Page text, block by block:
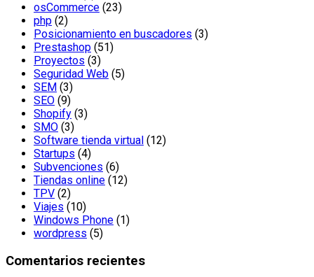
osCommerce (23)
php (2)
Posicionamiento en buscadores (3)
Prestashop (51)
Proyectos (3)
Seguridad Web (5)
SEM (3)
SEO (9)
Shopify (3)
SMO (3)
Software tienda virtual (12)
Startups (4)
Subvenciones (6)
Tiendas online (12)
TPV (2)
Viajes (10)
Windows Phone (1)
wordpress (5)
Comentarios recientes